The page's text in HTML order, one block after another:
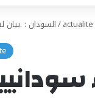
actualite
/السودان : .بيان